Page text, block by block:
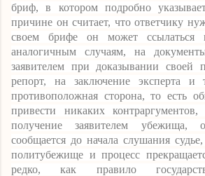
бриф, в котором подробно
причине он считает, что ответчику
своем брифе он может ссылаться
аналогичным случаям, на
заявителем при доказывании своей
репорт, на заключение эксперта
противоположная сторона, то есть
привести никаких
получение заявителем
сообщается до начала слушания судье,
политубежище и процесс
редко, как правило